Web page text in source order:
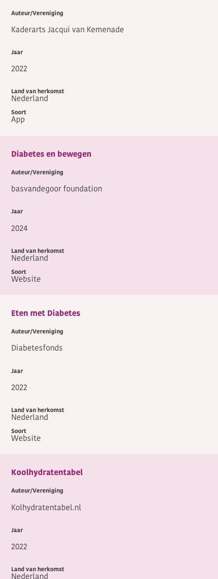
Kaderarts Jacqui van Kemenade
2022
Nederland
App
Diabetes en bewegen
basvandegoor foundation
2024
Nederland
Website
Eten met Diabetes
Diabetesfonds
2022
Nederland
Website
Koolhydratentabel
Kolhydratentabel.nl
2022
Nederland